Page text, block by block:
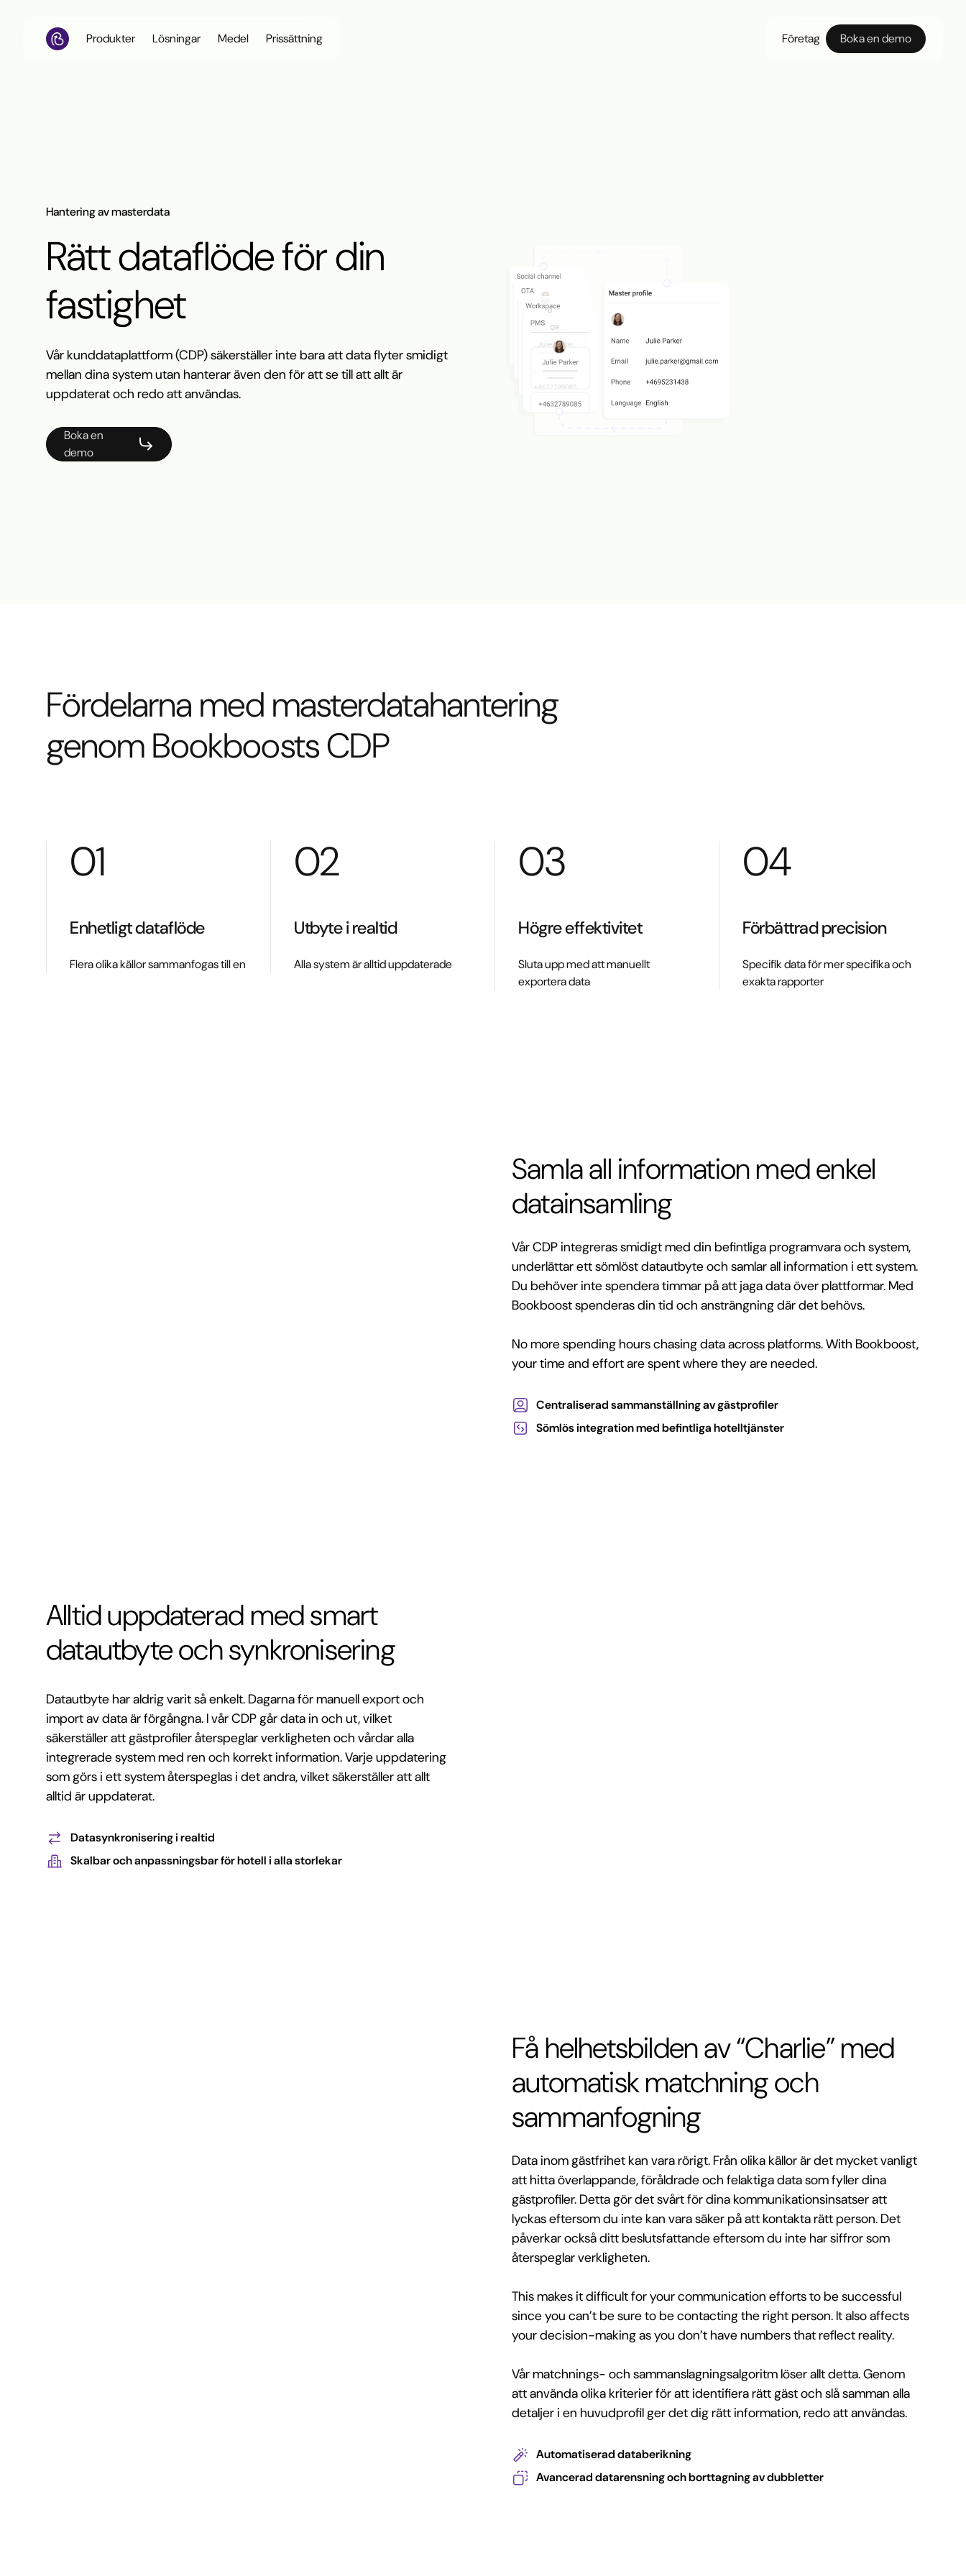
Produkter Lösningar Medel Prissättning Företag Boka en demo
Hantering av masterdata
Rätt dataflöde för din
fastighet
Vår kunddataplattform (CDP) säkerställer inte bara att data flyter smidigt
mellan dina system utan hanterar även den för att se till att allt är
uppdaterat och redo att användas.
Boka en
demo
Fördelarna med masterdatahantering
genom Bookboosts CDP
01
Enhetligt dataflöde
Flera olika källor sammanfogas till en
02
Utbyte i realtid
Alla system är alltid uppdaterade
03
Högre effektivitet
Sluta upp med att manuellt
exportera data
04
Förbättrad precision
Specifik data för mer specifika och
exakta rapporter
Samla all information med enkel
datainsamling
Vår CDP integreras smidigt med din befintliga programvara och system,
underlättar ett sömlöst datautbyte och samlar all information i ett system.
Du behöver inte spendera timmar på att jaga data över plattformar. Med
Bookboost spenderas din tid och ansträngning där det behövs.
No more spending hours chasing data across platforms. With Bookboost,
your time and effort are spent where they are needed.
Centraliserad sammanställning av gästprofiler
Sömlös integration med befintliga hotelltjänster
Alltid uppdaterad med smart
datautbyte och synkronisering
Datautbyte har aldrig varit så enkelt. Dagarna för manuell export och
import av data är förgångna. I vår CDP går data in och ut, vilket
säkerställer att gästprofiler återspeglar verkligheten och vårdar alla
integrerade system med ren och korrekt information. Varje uppdatering
som görs i ett system återspeglas i det andra, vilket säkerställer att allt
alltid är uppdaterat.
Datasynkronisering i realtid
Skalbar och anpassningsbar för hotell i alla storlekar
Få helhetsbilden av “Charlie” med
automatisk matchning och
sammanfogning
Data inom gästfrihet kan vara rörigt. Från olika källor är det mycket vanligt
att hitta överlappande, föråldrade och felaktiga data som fyller dina
gästprofiler. Detta gör det svårt för dina kommunikationsinsatser att
lyckas eftersom du inte kan vara säker på att kontakta rätt person. Det
påverkar också ditt beslutsfattande eftersom du inte har siffror som
återspeglar verkligheten.
This makes it difficult for your communication efforts to be successful
since you can’t be sure to be contacting the right person. It also affects
your decision-making as you don’t have numbers that reflect reality.
Vår matchnings- och sammanslagningsalgoritm löser allt detta. Genom
att använda olika kriterier för att identifiera rätt gäst och slå samman alla
detaljer i en huvudprofil ger det dig rätt information, redo att användas.
Automatiserad databerikning
Avancerad datarensning och borttagning av dubbletter